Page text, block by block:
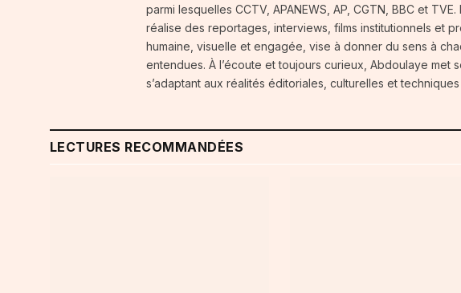
parmi lesquelles CCTV, APANEWS, AP, CGTN, BBC et
réalise des reportages, interviews, films institutionnels et
humaine, visuelle et engagée, vise à donner du sens à
entendues. À l’écoute et toujours curieux, Abdoulaye
s’adaptant aux réalités éditoriales, culturelles et
LECTURES RECOMMANDÉES